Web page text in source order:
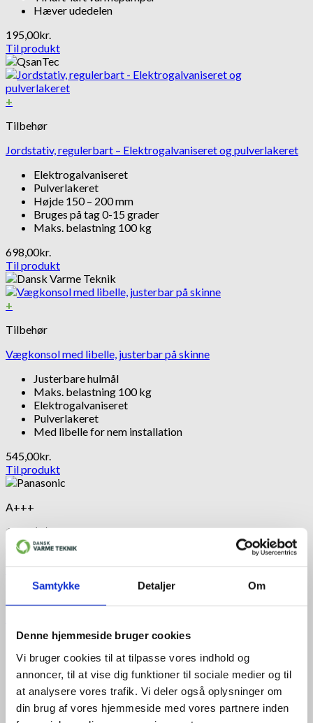
Samtykke Detaljer Om
Denne hjemmeside bruger cookies
Vi bruger cookies til at tilpasse vores indhold og
annoncer, til at vise dig funktioner til sociale medier og til
at analysere vores trafik. Vi deler også oplysninger om
din brug af vores hjemmeside med vores partnere inden
Hæver udedelen
195,00kr.
Til produkt
+
Tilbehør
Jordstativ, regulerbart – Elektrogalvaniseret og pulverlakeret
Elektrogalvaniseret
Pulverlakeret
Højde 150 – 200 mm
Bruges på tag 0-15 grader
Maks. belastning 100 kg
698,00kr.
Til produkt
+
Tilbehør
Vægkonsol med libelle, justerbar på skinne
Justerbare hulmål
Maks. belastning 100 kg
Elektrogalvaniseret
Pulverlakeret
Med libelle for nem installation
545,00kr.
Til produkt
A+++
19 dB(A)
+
Luft til luft varmepumpe 100 m²
Energimærke A+++
SCOP 5,3 og SEER 8,6
Lydniveau på kun 19 dB
Maks. varmeeffekt på 7,9 kW
Dækker op til 148 m²
13.200,00 kr.